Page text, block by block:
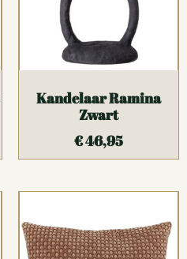
Kandelaar Ramina
Zwart
€46,95